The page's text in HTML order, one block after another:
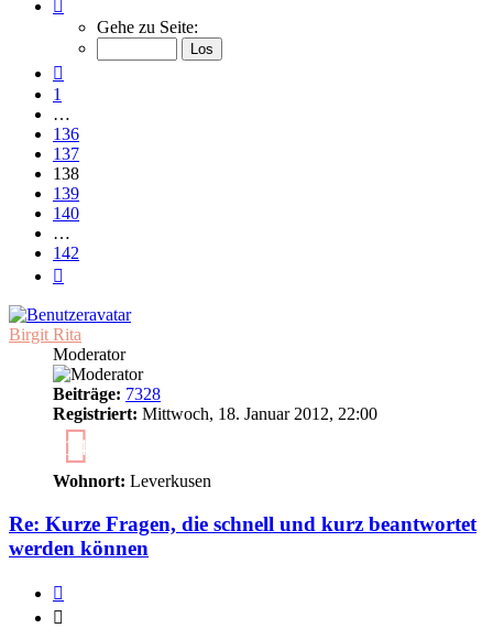
138
von
Gehe zu Seite:
1
…
136
137
138
139
140
…
142
Birgit Rita
Moderator
Beiträge: 7328
Registriert: Mittwoch, 18. Januar 2012, 22:00
14
Wohnort: Leverkusen
Re: Kurze Fragen, die schnell und kurz beantwortet
werden können